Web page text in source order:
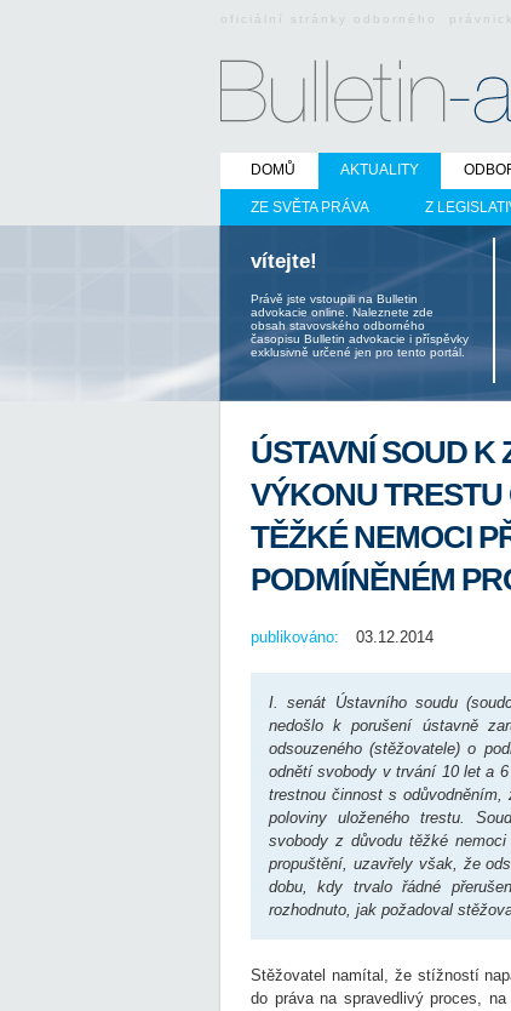
oficiální stránky odborného
DOMŮ AKTUALITY
ZE SVĚTA PRÁVA Z
vítejte!
Právě jste vstoupili na Bulletin
advokacie online. Naleznete zde
obsah stavovského odborného
časopisu Bulletin advokacie i příspěvky
exklusivně určené jen pro tento portál.
ÚSTAVNÍ SOUD K
VÝKONU
TĚŽKÉ NEMOCI
PODMÍNĚNÉM
publikováno: 03.12.2014
I. senát Ústavního soudu
nedošlo k porušení ústavně
odsouzeného (stěžovatele) o
odnětí svobody v trvání 10 let a
trestnou činnost s
poloviny uloženého trestu.
svobody z důvodu těžké
propuštění, uzavřely však, že
dobu, kdy trvalo řádné
rozhodnuto, jak požadoval
Stěžovatel namítal, že stížností
do práva na spravedlivý proces,